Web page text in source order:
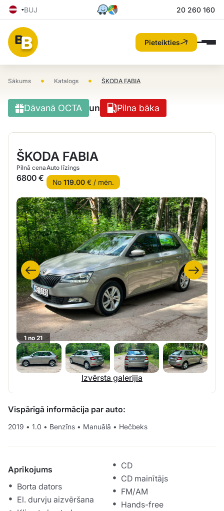
BUJ 20 260 160
Pieteikties
Sākums • Katalogs • ŠKODA FABIA
Dāvanā OCTA un Pilna bāka
ŠKODA FABIA
Pilnā cena
6800 €
Auto līzings
No 119.00€ / mēn.
1 no 21
Izvērsta galerijia
Vispārīgā informācija par auto:
2019 • 1.0 • Benzīns • Manuālā • Hečbeks
Aprīkojums
Borta dators
El. durvju aizvēršana
CD
CD mainītājs
FM/AM
Hands-free